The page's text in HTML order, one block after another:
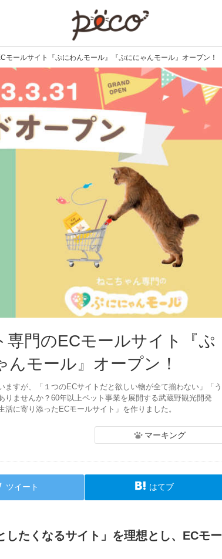
モールサイト『ぷにわんモール』『ぷににゃんモール』オープン！
専門のECモールサイト『ぷ
モール』オープン！
すが、「１つのECサイトだと欲しい物が全て揃わない」「う
ませんか？60年以上ペット事業を展開する武蔵野観光開発
に寄り添ったECモールサイト」を作りました。
マーキング
ツイート はてブ
たくなるサイト」を理想とし、ECモー